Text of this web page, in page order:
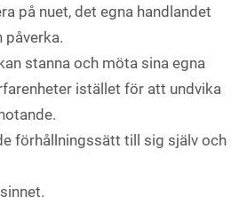
på nuet, det egna handlandet
påverka.
stanna och möta sina egna
istället för att undvika
förhållningssätt till sig själv och